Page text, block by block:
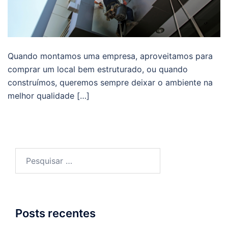
Quando montamos uma empresa, aproveitamos para
comprar um local bem estruturado, ou quando
construímos, queremos sempre deixar o ambiente na
melhor qualidade […]
por:
Posts recentes